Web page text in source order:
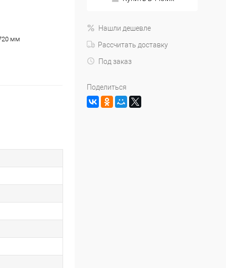
мм
Нашли дешевле
Рассчитать доставку
Под заказ
Поделиться